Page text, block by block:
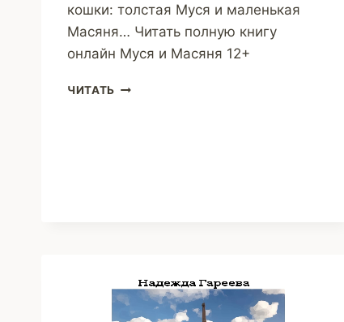
кошки: толстая Муся и маленькая
Масяня… Читать полную книгу
онлайн Муся и Масяня 12+
ЧИТАТЬ МУСЯ